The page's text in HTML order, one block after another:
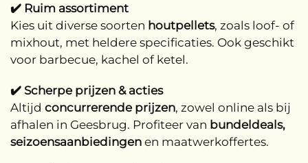
✔️ Ruim assortiment
Kies uit diverse soorten houtpellets, zoals loof- of
mixhout, met heldere specificaties. Ook geschikt
voor barbecue, kachel of ketel.
✔️ Scherpe prijzen & acties
Altijd concurrerende prijzen, zowel online als bij
afhalen in Geesbrug. Profiteer van bundeldeals,
seizoensaanbiedingen en maatwerkoffertes.